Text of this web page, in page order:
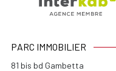
PARC IMMOBILIER
81 bis bd Gambetta